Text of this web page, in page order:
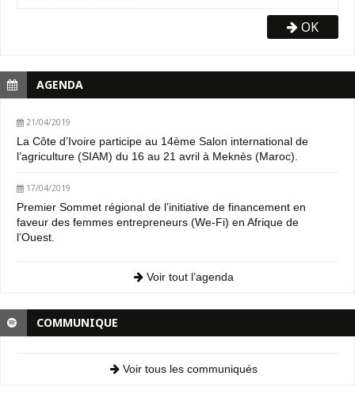
OK
AGENDA
21/04/2019
La Côte d’Ivoire participe au 14ème Salon international de
l’agriculture (SIAM) du 16 au 21 avril à Meknès (Maroc).
17/04/2019
Premier Sommet régional de l’initiative de financement en
faveur des femmes entrepreneurs (We-Fi) en Afrique de
l’Ouest.
Voir tout l’agenda
COMMUNIQUE
Voir tous les communiqués